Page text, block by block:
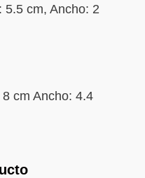
5.5 cm, Ancho: 2
cm Ancho: 4.4